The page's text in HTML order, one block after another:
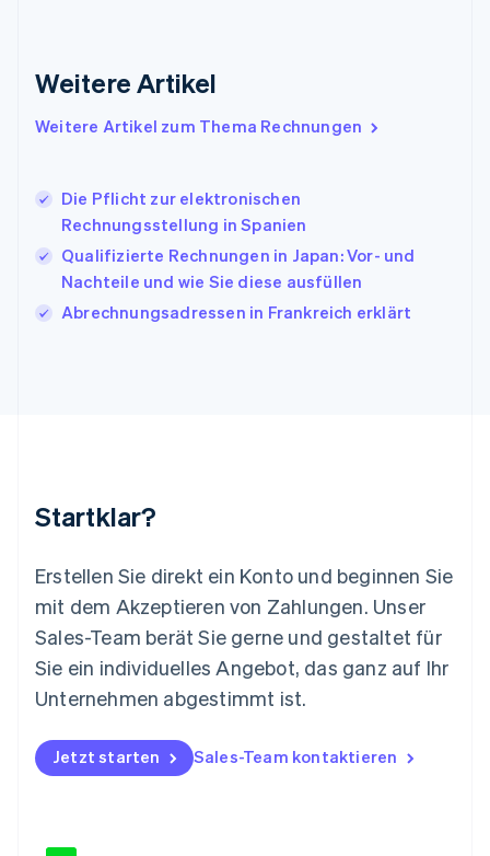
Weitere Artikel
Weitere Artikel zum Thema Rechnungen
Die Pflicht zur elektronischen
Rechnungsstellung in Spanien
Qualifizierte Rechnungen in Japan: Vor- und
Nachteile und wie Sie diese ausfüllen
Abrechnungsadressen in Frankreich erklärt
Startklar?
Erstellen Sie direkt ein Konto und beginnen Sie
mit dem Akzeptieren von Zahlungen. Unser
Sales-Team berät Sie gerne und gestaltet für
Sie ein individuelles Angebot, das ganz auf Ihr
Unternehmen abgestimmt ist.
Jetzt starten Sales-Team kontaktieren
Japan
Kanada
English Italiano
Lettland
Liechtenstein
DeutschEnglish
Litauen
Español English
Niederlande
NederlandsEnglish
English
Österreich
Deutsch
Polen
Portugal
PortuguêsEnglish
Schweden